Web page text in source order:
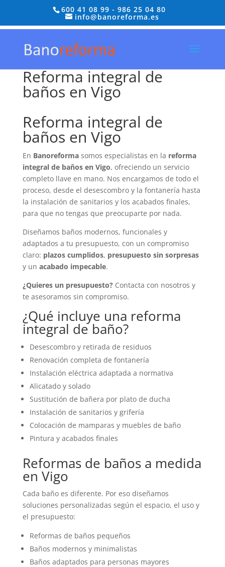
600 41 08 99 - 986 25 04 80
info@banoreforma.es
Reforma integral de
baños en Vigo
Reforma integral de
baños en Vigo
En Banoreformasomos especialistas en la reforma
integral de baños en Vigo, ofreciendo un servicio
completo llave en mano. Nos encargamos de todo el
proceso, desde el desescombro y la fontanería hasta
la instalación de sanitarios y los acabados finales,
para que no tengas que preocuparte por nada.
Diseñamos baños modernos, funcionales y
adaptados a tu presupuesto, con un compromiso
claro: plazos cumplidos, presupuesto sin sorpresas
y un acabado impecable.
¿Quieres un presupuesto?Contacta con nosotros y
te asesoramos sin compromiso.
¿Qué incluye una reforma
integral de baño?
Desescombro y retirada de residuos
Renovación completa de fontanería
Instalación eléctrica adaptada a normativa
Alicatado y solado
Sustitución de bañera por plato de ducha
Instalación de sanitarios y grifería
Colocación de mamparas y muebles de baño
Pintura y acabados finales
Reformas de baños a medida
en Vigo
Cada baño es diferente. Por eso diseñamos
soluciones personalizadas según el espacio, el uso y
el presupuesto:
Reformas de baños pequeños
Baños modernos y minimalistas
Baños adaptados para personas mayores